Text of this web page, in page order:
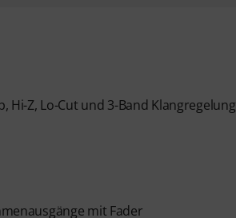
Z, Lo-Cut und 3-Band Klangregelung
mit Fader